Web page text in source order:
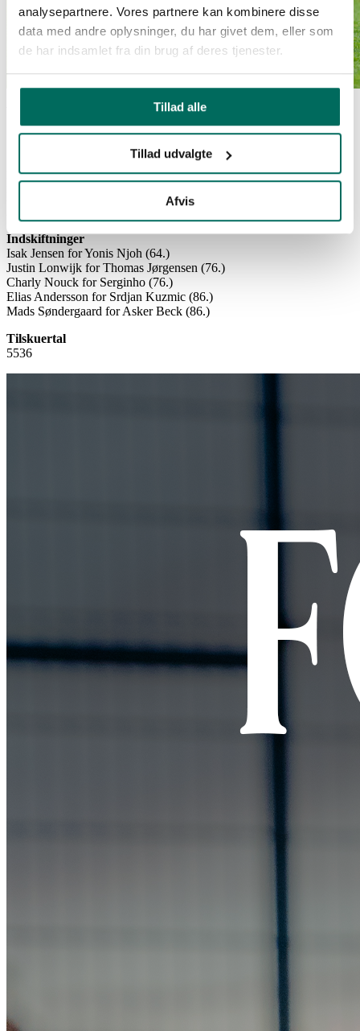
analysepartnere. Vores partnere kan kombinere disse
data med andre oplysninger, du har givet dem, eller som
de har indsamlet fra din brug af deres tjenester.
Tillad alle
Tillad udvalgte
Afvis
Viborg FF - Lyngby BK 1-1
1-0 Serginho (16.)
1-1 Frederik Gytkjær (75.)
Lucas Lund-Manuel Mbom, Daniel Anyembe, Stipe Radic, Srdjan
Kuzmic-Asker Beck, Jeppe Grønning, Thomas Jørgensen-Serginho,
Indskiftninger
Isak Jensen for Yonis Njoh (64.)
Justin Lonwijk for Thomas Jørgensen (76.)
Charly Nouck for Serginho (76.)
Elias Andersson for Srdjan Kuzmic (86.)
Mads Søndergaard for Asker Beck (86.)
Tilskuertal
5536